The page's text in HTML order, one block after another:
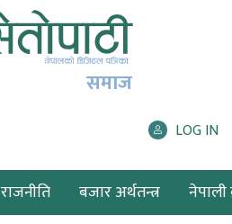
समाज
LOG IN
राजनीति बजार अर्थतन्त्र नेपाली